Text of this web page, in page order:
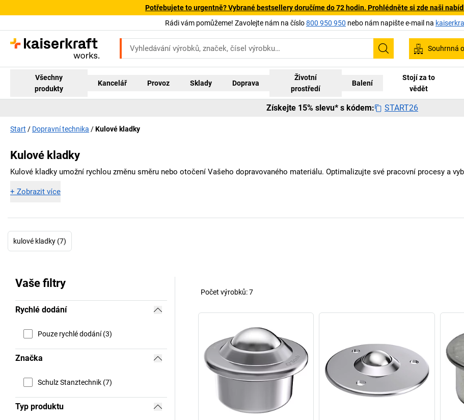
Potřebujete to urgentně? Vybrané bestsellery doručíme do 72 hodin. Prohlédněte si zde naši
Rádi vám pomůžeme! Zavolejte nám na číslo800 950 950 nebo nám napište e-mail na
Hledání
Souhrnná
Všechny
produkty
Kancelář Provoz Sklady Doprava
Životní
prostředí
Balení
Stojí za to
vědět
Získejte 15% slevu* s kódem: START26
Start Dopravní technika Kulové kladky
Kulové kladky
Kulové kladky umožní rychlou změnu směru nebo otočení Vašeho dopravovaného materiálu. Optimalizujte své pracovní procesy a
+ Zobrazit více
kulové kladky (7)
Vaše filtry
Rychlé dodání
Pouze rychlé dodání (3)
Značka
Schulz Stanztechnik (7)
Typ produktu
Počet výrobků:7